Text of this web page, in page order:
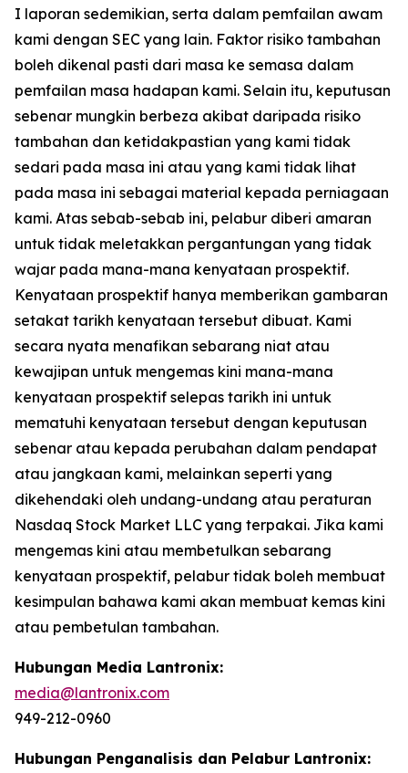
I laporan sedemikian, serta dalam pemfailan awam
kami dengan SEC yang lain. Faktor risiko tambahan
boleh dikenal pasti dari masa ke semasa dalam
pemfailan masa hadapan kami. Selain itu, keputusan
sebenar mungkin berbeza akibat daripada risiko
tambahan dan ketidakpastian yang kami tidak
sedari pada masa ini atau yang kami tidak lihat
pada masa ini sebagai material kepada perniagaan
kami. Atas sebab-sebab ini, pelabur diberi amaran
untuk tidak meletakkan pergantungan yang tidak
wajar pada mana-mana kenyataan prospektif.
Kenyataan prospektif hanya memberikan gambaran
setakat tarikh kenyataan tersebut dibuat. Kami
secara nyata menafikan sebarang niat atau
kewajipan untuk mengemas kini mana-mana
kenyataan prospektif selepas tarikh ini untuk
mematuhi kenyataan tersebut dengan keputusan
sebenar atau kepada perubahan dalam pendapat
atau jangkaan kami, melainkan seperti yang
dikehendaki oleh undang-undang atau peraturan
Nasdaq Stock Market LLC yang terpakai. Jika kami
mengemas kini atau membetulkan sebarang
kenyataan prospektif, pelabur tidak boleh membuat
kesimpulan bahawa kami akan membuat kemas kini
atau pembetulan tambahan.
Hubungan Media Lantronix:
media@lantronix.com
949-212-0960
Hubungan Penganalisis dan Pelabur Lantronix: